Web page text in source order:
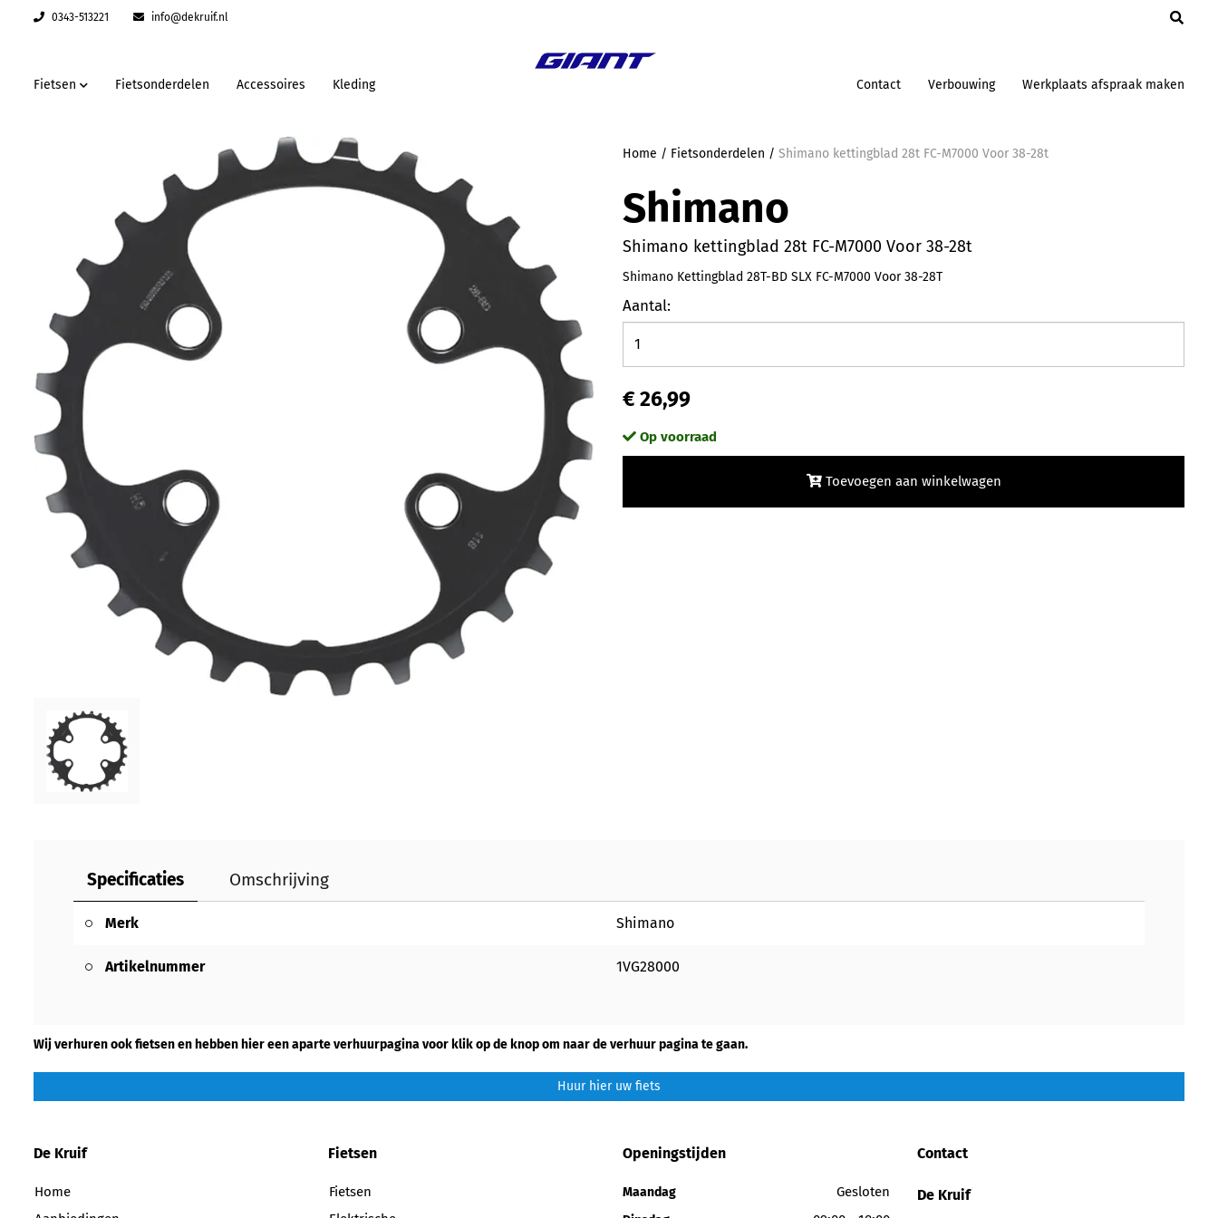
0343-513221 info@dekruif.nl
Fietsen Fietsonderdelen Accessoires Kleding Contact Verbouwing Werkplaats afspraak maken
Home / Fietsonderdelen / Shimano kettingblad 28t FC-M7000 Voor 38-28t
Shimano
Shimano kettingblad 28t FC-M7000 Voor 38-28t
Shimano Kettingblad 28T-BD SLX FC-M7000 Voor 38-28T
Aantal:
€ 26,99
Op voorraad
Toevoegen aan winkelwagen
Specificaties Omschrijving
Merk Shimano
Artikelnummer 1VG28000
Wij verhuren ook fietsen en hebben hier een aparte verhuurpagina voor klik op de knop om naar de verhuur pagina te gaan.
Huur hier uw fiets
De Kruif
Home
Fietsen
Fietsen
Openingstijden
Maandag Gesloten
Contact
De Kruif